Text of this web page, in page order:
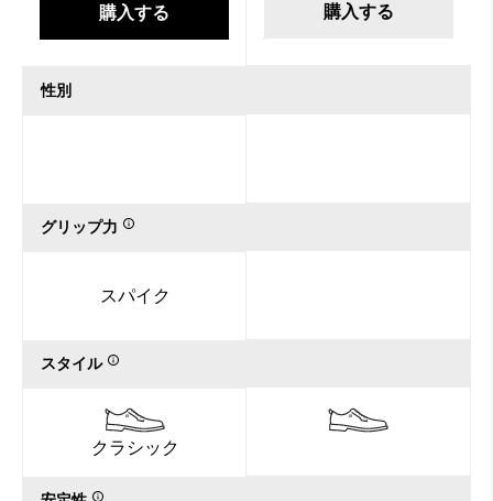
購入する
性別
グリップ力
スパイク
スタイル
クラシック
購入する